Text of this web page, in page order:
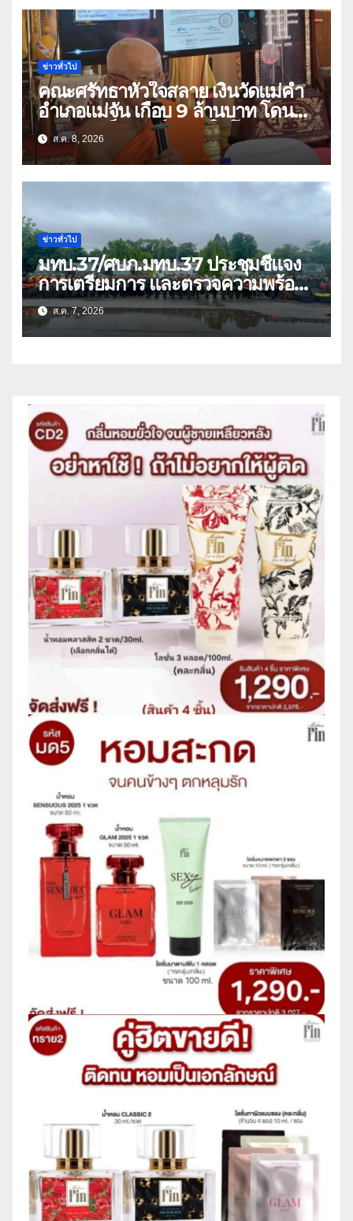
ข่าวทั่วไป
คณะศรัทธาหัวใจสลาย เงินวัดแม่คำ
อำเภอแม่จัน เกือบ 9 ล้านบาท โดน
แก๊งคอลเซ็นเตอร์หลอกให้โอนข้ามปีก
ว่า 66 บัญชี
ส.ค. 8, 2026
ข่าวทั่วไป
มทบ.37/ศบภ.มทบ.37 ประชุมชี้แจง
การเตรียมการ และตรวจความพร้อม
ด้านการบรรเทาสาธารณภัย
ส.ค. 7, 2026